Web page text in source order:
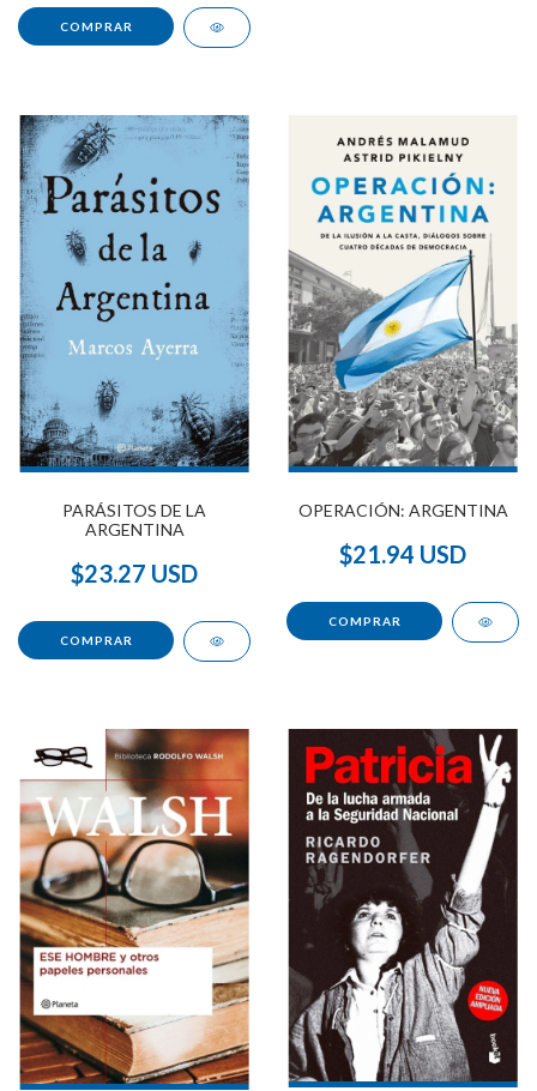
PARÁSITOS DE LA
ARGENTINA
$23.27 USD
OPERACIÓN: ARGENTINA
$21.94 USD